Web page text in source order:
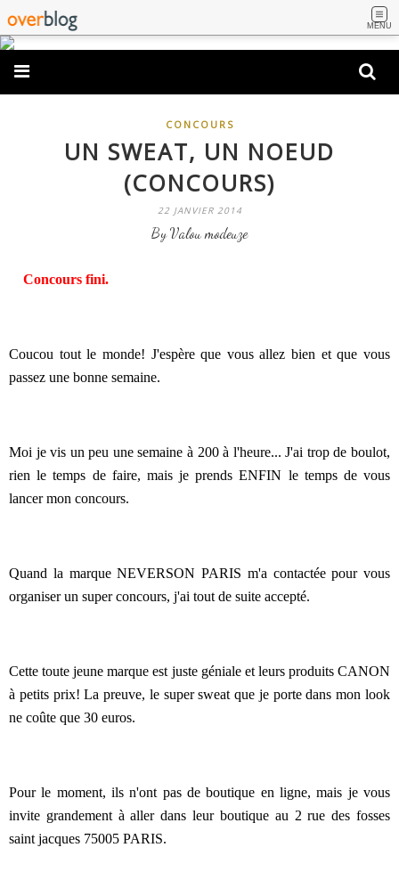
MENU
CONCOURS
UN SWEAT, UN NOEUD
(CONCOURS)
22 JANVIER 2014
By Valou modeuze
Concours fini.
Coucou tout le monde! J'espère que vous allez bien et que vous
passez une bonne semaine.
Moi je vis un peu une semaine à 200 à l'heure... J'ai trop de boulot,
rien le temps de faire, mais je prends ENFIN le temps de vous
lancer mon concours.
Quand la marque NEVERSON PARIS m'a contactée pour vous
organiser un super concours, j'ai tout de suite accepté.
Cette toute jeune marque est juste géniale et leurs produits CANON
à petits prix! La preuve, le super sweat que je porte dans mon look
ne coûte que 30 euros.
Pour le moment, ils n'ont pas de boutique en ligne, mais je vous
invite grandement à aller dans leur boutique au 2 rue des fosses
saint jacques 75005 PARIS.